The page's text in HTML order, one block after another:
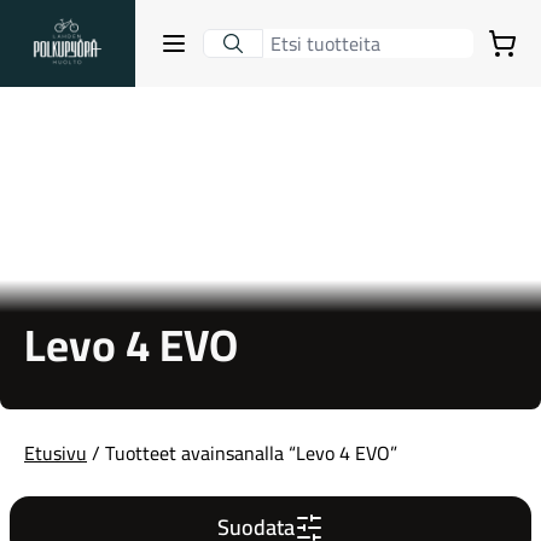
Lahden Polkupyörähuolto - etusivulle
Avaa sulje valikko
Gravel-pyörät
Ostoskori
Levo 4 EVO
Etusivu/ Tuotteet avainsanalla “Levo 4 EVO”
Suodata